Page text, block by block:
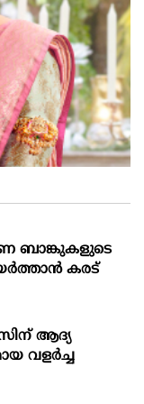
ബാങ്കുകളുടെ
കരട്
ആദ്യ
വളർച്ച